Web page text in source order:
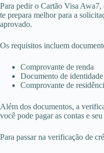
Para pedir o Cartão Visa Awa7,
te prepara melhor para a
aprovado.
Os requisitos incluem
Comprovante de renda
Documento de
Comprovante de
Além dos documentos, a
você pode pagar as contas e
Para passar na verificação de